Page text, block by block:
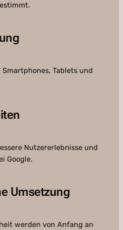
Tablets und
Nutzererlebnisse und
Google.
Umsetzung
werden von Anfang an